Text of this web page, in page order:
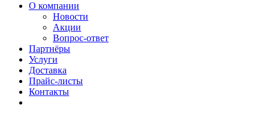
О компании
Новости
Акции
Вопрос-ответ
Партнёры
Услуги
Доставка
Прайс-листы
Контакты